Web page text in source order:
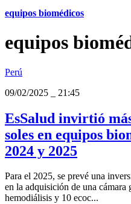
equipos biomédicos
equipos
Perú
09/02/2025
21:45
EsSalud invirtió
soles en equipos
2024 y 2025
Para el 2025, se prevé una
en la adquisición de una cámara
hemodiálisis y 10 ecoc...